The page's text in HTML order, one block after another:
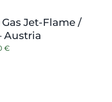
Jet-Flame /
Austria
€